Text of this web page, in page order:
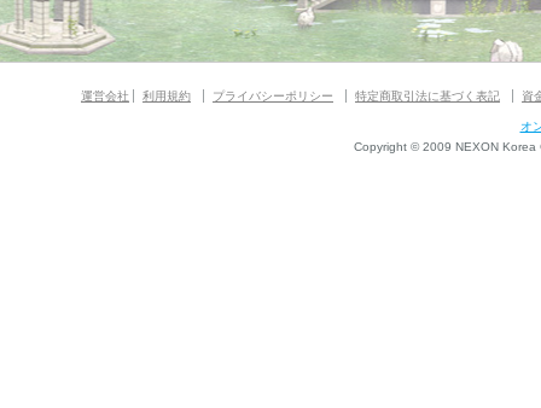
運営会社 利用規約 プライバシーポリシー 特定商取引法に基づく表記 資
オ
Copyright © 2009 NEXON Korea